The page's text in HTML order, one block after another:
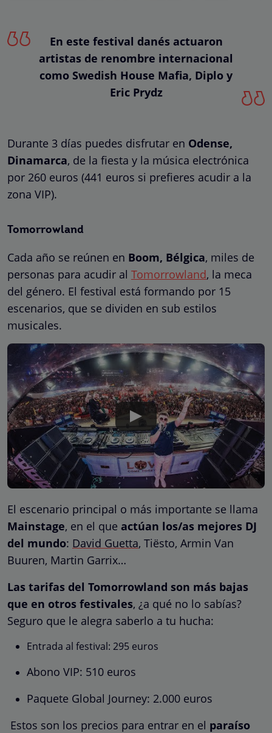
En este festival danés actuaron
artistas de renombre internacional
como Swedish House Mafia, Diplo y
Eric Prydz
Durante 3 días puedes disfrutar en Odense,
Dinamarca, de la fiesta y la música electrónica
por 260 euros (441 euros si prefieres acudir a la
zona VIP).
Tomorrowland
Cada año se reúnen en Boom, Bélgica, miles de
personas para acudir al Tomorrowland, la meca
del género. El festival está formando por 15
escenarios, que se dividen en sub estilos
musicales.
El escenario principal o más importante se llama
Mainstage, en el que actúan los/as mejores DJ
del mundo: David Guetta, Tiësto, Armin Van
Buuren, Martin Garrix…
Las tarifas del Tomorrowland son más bajas
que en otros festivales, ¿a qué no lo sabías?
Seguro que le alegra saberlo a tu hucha:
Entrada al festival: 295 euros
Abono VIP: 510 euros
Paquete Global Journey: 2.000 euros
Estos son los precios para entrar en el paraíso